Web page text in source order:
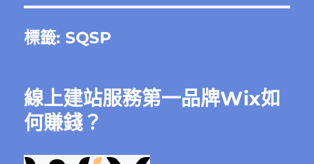
標籤: SQSP
線上建站服務第一品牌Wix如
何賺錢？